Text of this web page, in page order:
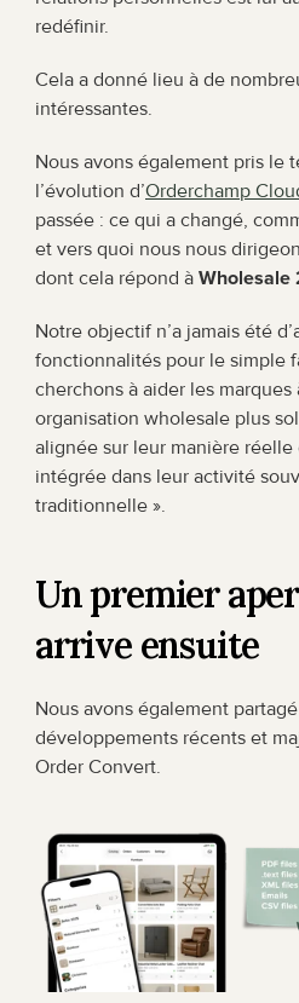
redéfinir.
Cela a donné lieu à de
intéressantes.
Nous avons également pris le
l’évolution d’Orderchamp
passée : ce qui a changé,
et vers quoi nous nous
dont cela répond à Wholesale
Notre objectif n’a jamais été
fonctionnalités pour le simple
cherchons à aider les
organisation wholesale plus
alignée sur leur manière
intégrée dans leur activité
traditionnelle ».
Un premier
arrive ensuite
Nous avons également
développements récents et
Order Convert.